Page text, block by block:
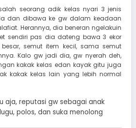
seorang adik kelas nyari 3 jenis
dan dibawa ke gw dalam keadaan
Herannya, dia beneran ngelakuin
sendiri pas dia dateng bawa 3 ekor
semut item kecil, sama semut
Kalo gw jadi dia, gw nyerah deh,
kakak kelas edan kayak gitu juga
kakak kelas lain yang lebih normal
aja, reputasi gw sebagai anak
polos, dan suka menolong